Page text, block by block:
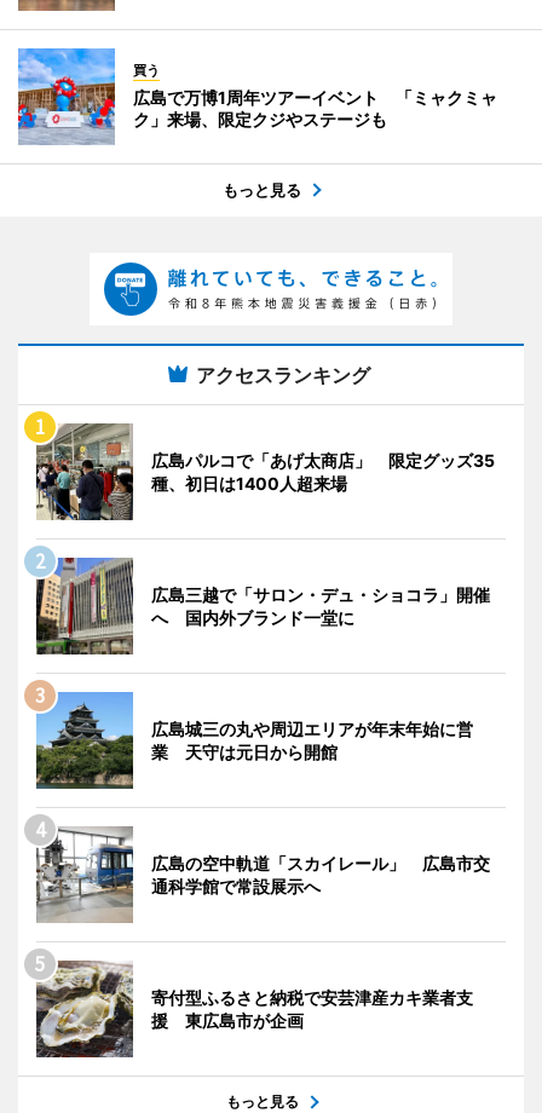
買う
広島で万博1周年ツアーイベント 「ミャクミャ
ク」来場、限定クジやステージも
もっと見る
アクセスランキング
広島パルコで「あげ太商店」 限定グッズ35
種、初日は1400人超来場
広島三越で「サロン・デュ・ショコラ」開催
へ 国内外ブランド一堂に
広島城三の丸や周辺エリアが年末年始に営
業 天守は元日から開館
広島の空中軌道「スカイレール」 広島市交
通科学館で常設展示へ
寄付型ふるさと納税で安芸津産カキ業者支
援 東広島市が企画
もっと見る